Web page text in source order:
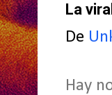
La
De
Hay